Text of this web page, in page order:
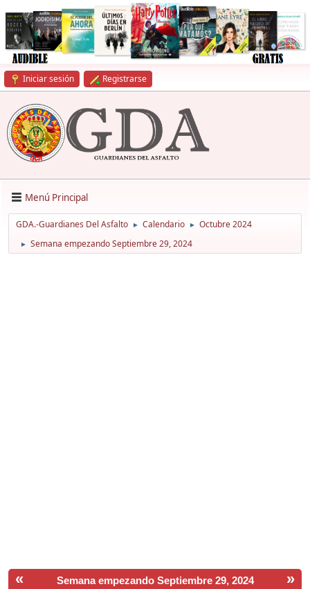
Iniciar sesión Registrarse
Menú Principal
GDA.-Guardianes Del Asfalto ► Calendario ► Octubre 2024
► Semana empezando Septiembre 29, 2024
« »
Semana empezando Septiembre 29, 2024